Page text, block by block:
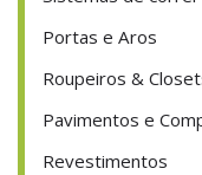
Portas e Aros
Roupeiros &
Pavimentos e
Revestimentos